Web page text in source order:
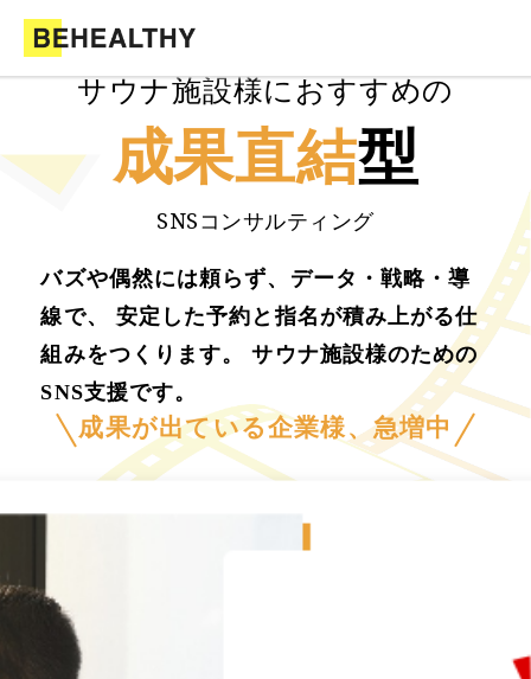
サウナ施設様におすすめの
成果直結型
SNSコンサルティング
バズや偶然には頼らず、データ・戦略・導
線で、 安定した予約と指名が積み上がる仕
組みをつくります。 サウナ施設様のための
SNS支援です。
成果が出ている企業様、急増中